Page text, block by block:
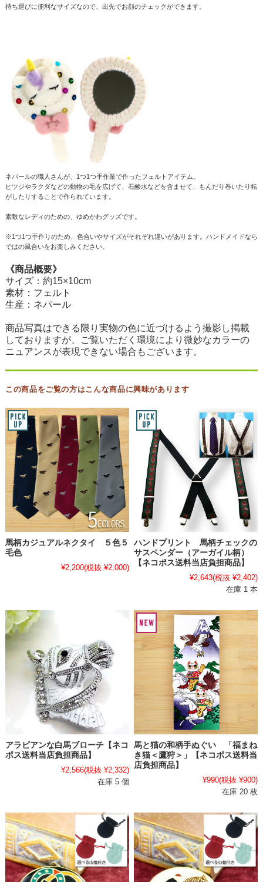
持ち運びに便利なサイズなので、出先でお顔のチェックができます。
ネパールの職人さんが、1つ1つ手作業で作ったフェルトアイテム。
ヒツジやラクダなどの動物の毛を広げて、石鹸水などを含ませて、もんだり巻いたり転
がしたりすることで作られています。
素敵なレディのための、ゆめかわグッズです。
※1つ1つ手作りのため、色合いやサイズがそれぞれ違いがあります。ハンドメイドなら
ではの風合いをお楽しみください。
《商品概要》
サイズ：約15×10cm
素材：フェルト
生産：ネパール
商品写真はできる限り実物の色に近づけるよう撮影し掲載
しておりますが、ご覧いただく環境により微妙なカラーの
ニュアンスが表現できない場合もございます。
この商品をご覧の方はこんな商品に興味があります
馬柄カジュアルネクタイ ５色５
毛色
¥2,200(税抜 ¥2,000)
ハンドプリント 馬柄チェックの
サスペンダー（アーガイル柄）
【ネコポス送料当店負担商品】
¥2,643(税抜 ¥2,402)
在庫 1 本
アラビアンな白馬ブローチ【ネコ
ポス送料当店負担商品】
¥2,566(税抜 ¥2,332)
在庫 5 個
馬と猫の和柄手ぬぐい 「福まね
き猫＜鷹狩＞」【ネコポス送料当
店負担商品】
¥990(税抜 ¥900)
在庫 20 枚